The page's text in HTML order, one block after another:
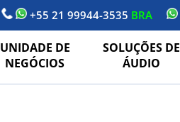
+55 21 99944-3535 BRA
UNIDADE DE
NEGÓCIOS
SOLUÇÕES DE
ÁUDIO